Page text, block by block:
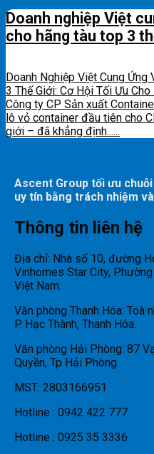
Doanh nghiệp Việt
cho hãng tàu top 3
Doanh Nghiệp Việt Cung Ứng
3 Thế Giới: Cơ Hội Tối Ưu
Công ty CP Sản xuất
lô vỏ container đầu tiên cho
giới – đã khẳng định......
Ascent Group tối ưu
uy tín bằng trách nhiệm
Thông tin liên hệ
Địa chỉ: Nhà số 10, đường
Vinhomes Star City,
Việt Nam.
Văn phòng Thanh Hóa: Toà
P. Hạc Thành, Thanh Hóa.
Văn phòng Hải Phòng: 87
Quyền, Tp Hải Phòng.
MST: 2803166951
Hotline : 0942 422 777
Hotline : 0925 35 3336